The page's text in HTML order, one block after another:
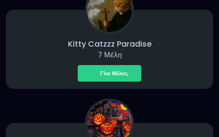
Kitty Catzzz Paradise
7 Μέλη
Γίνε Μέλος